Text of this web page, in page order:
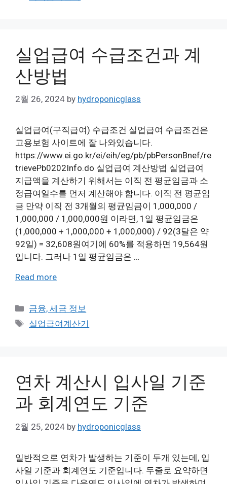
실업급여 수급조건과 계
산방법
2월 26, 2024 by hydroponicglass
실업급여(구직급여) 수급조건 실업급여 수급조건은
고용보험 사이트에 잘 나와있습니다.
https://www.ei.go.kr/ei/eih/eg/pb/pbPersonBnef/re
trievePb0202Info.do 실업급여 계산방법 실업급여
지급액을 계산하기 위해서는 이직 전 평균임금과 소
정급여일수를 먼저 계산해야 합니다. 이직 전 평균임
금 만약 이직 전 3개월의 평균임금이 1,000,000 /
1,000,000 / 1,000,000원 이라면, 1일 평균임금은
(1,000,000 + 1,000,000 + 1,000,000) / 92(3달은 약
92일) = 32,608원여기에 60%를 적용하면 19,564원
입니다. 그러나 1일 평균임금은 …
Read more
Categories
금융, 세금 정보
Tags
실업급여계산기
연차 계산시 입사일 기준
과 회계연도 기준
2월 25, 2024 by hydroponicglass
일반적으로 연차가 발생하는 기준이 두개 있는데, 입
사일 기준과 회계연도 기준입니다. 두줄로 요약하면